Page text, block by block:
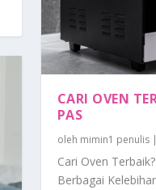
CARI OVEN
PAS
oleh mimin1 penulis|
Cari Oven
Berbagai